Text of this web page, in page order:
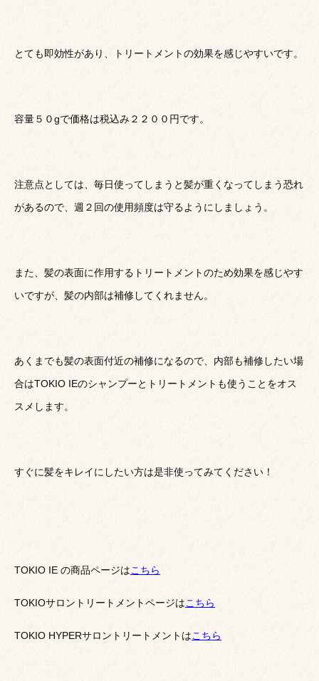
とても即効性があり、トリートメントの効果を感じやすいです。
容量５０gで価格は税込み２２００円です。
注意点としては、毎日使ってしまうと髪が重くなってしまう恐れ
があるので、週２回の使用頻度は守るようにしましょう。
また、髪の表面に作用するトリートメントのため効果を感じやす
いですが、髪の内部は補修してくれません。
あくまでも髪の表面付近の補修になるので、内部も補修したい場
合はTOKIO IEのシャンプーとトリートメントも使うことをオス
スメします。
すぐに髪をキレイにしたい方は是非使ってみてください！
TOKIO IE の商品ページはこちら
TOKIOサロントリートメントページはこちら
TOKIO HYPERサロントリートメントはこちら